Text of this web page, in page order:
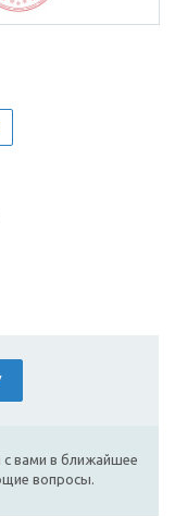
вами в ближайшее
вопросы.